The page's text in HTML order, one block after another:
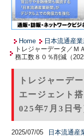
Home 日本流通産
トレジャーデータ／Ｍ
務工数８０％削減（
トレジャーデ
エージェント
025年7月3日号
2025/07/05 日本流通産